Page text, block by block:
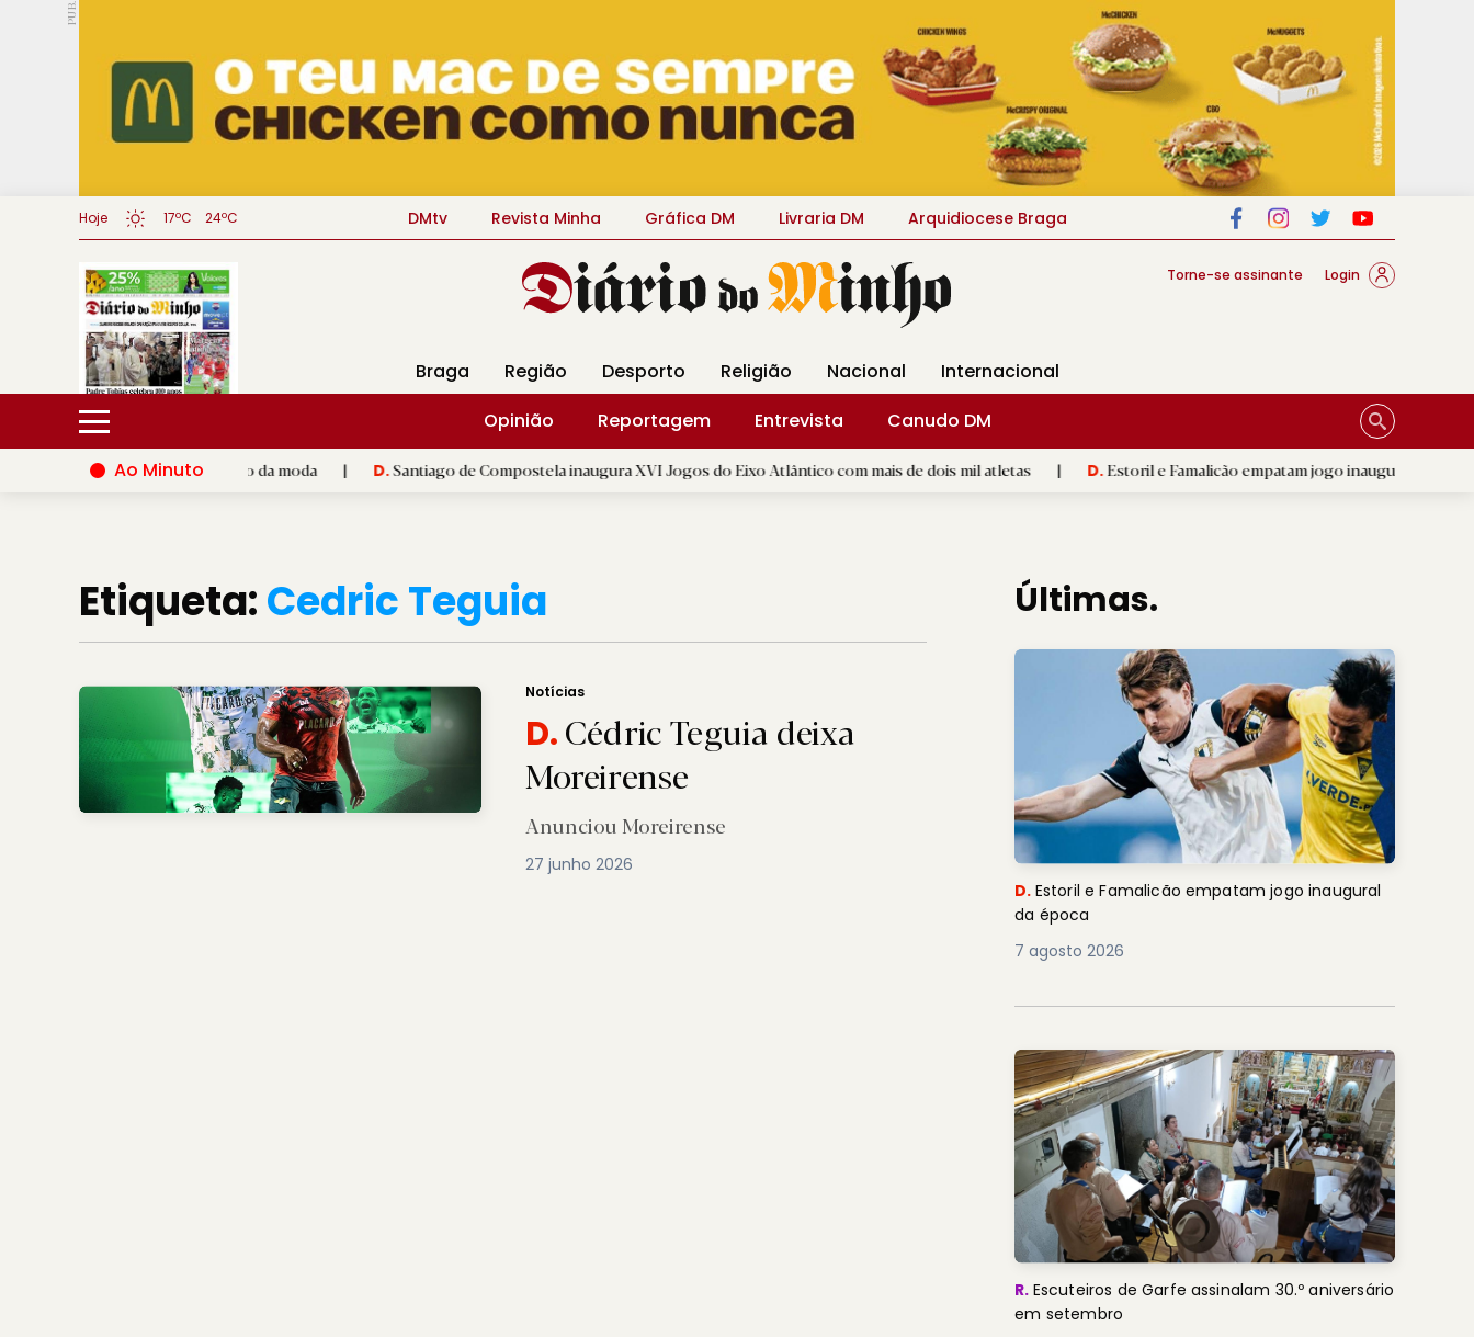
PUB.
Hoje 17ºC 24ºC DMtv Revista Minha Gráfica DM Livraria DM Arquidiocese Braga
Torne-se assinante Login
Braga Região Desporto Religião Nacional
Internacional
Opinião
Reportagem Entrevista
Canudo DM
Ao Minuto
à inovação do mundo da moda | D.Santiago de Compostela inaugura XVI Jogos do Eixo Atlântico com mais de dois mil atletas | D.Estoril e Famalicão empatam jogo inaugural da época
Etiqueta:Cedric Teguia
Notícias
D.Cédric Teguia deixa
Moreirense
Anunciou Moreirense
27 junho 2026
Últimas.
D. Estoril e Famalicão empatam jogo inaugural
da época
7 agosto 2026
R. Escuteiros de Garfe assinalam 30.º aniversário
em setembro